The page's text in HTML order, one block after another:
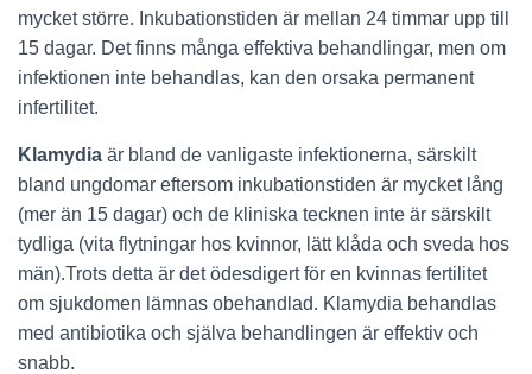
mycket större. Inkubationstiden är mellan 24 timmar upp till
15 dagar. Det finns många effektiva behandlingar, men om
infektionen inte behandlas, kan den orsaka permanent
infertilitet.
Klamydia är bland de vanligaste infektionerna, särskilt
bland ungdomar eftersom inkubationstiden är mycket lång
(mer än 15 dagar) och de kliniska tecknen inte är särskilt
tydliga (vita flytningar hos kvinnor, lätt klåda och sveda hos
män).Trots detta är det ödesdigert för en kvinnas fertilitet
om sjukdomen lämnas obehandlad. Klamydia behandlas
med antibiotika och själva behandlingen är effektiv och
snabb.